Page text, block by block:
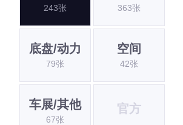
243张 363张
底盘/动力
79张
空间
42张
车展/其他
67张
官方